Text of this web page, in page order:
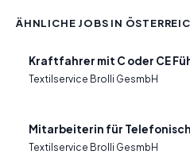
ÄHNLICHE JOBS IN
Kraftfahrer mit C oder CE
Textilservice Brolli GesmbH
Mitarbeiterin für
Textilservice Brolli GesmbH